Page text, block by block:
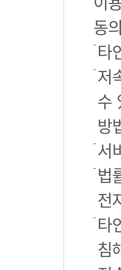
동
타
저
수
방
서
법
전
타
침